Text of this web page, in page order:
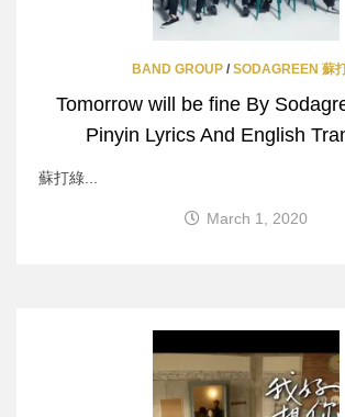
BAND GROUP/ SODAGREEN 蘇
Tomorrow will be fine By
Pinyin Lyrics And English
蘇打綠...
March 1, 2020